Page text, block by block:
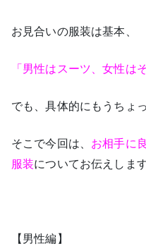
お見合いの服装は基本、
「男性はスーツ、女性は
でも、具体的にもうちょ
そこで今回は、 お相手に
服装についてお伝えします
【男性編】